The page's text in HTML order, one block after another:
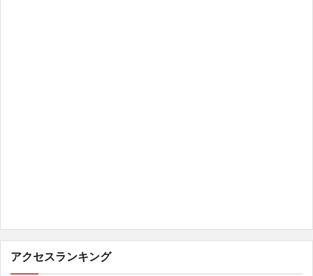
アクセスランキング